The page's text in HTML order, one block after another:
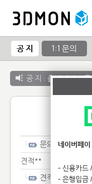
공 지 1:1 문의
공 지 : 출력서비스
문의*****
견적**
견적**
네이버페이
- 신용카드
- 은행입금